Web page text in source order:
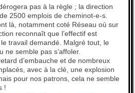
pas à la règle ; la direction
2500 emplois de cheminot-e-s.
là, notamment coté Réseau où sur
reconnaît que l’effectif est
travail demandé. Malgré tout, le
ne semble pas s’affoler.
d’embauche et de nombreux
avec à la clé, une explosion
pour nos patrons, cela ne semble
!